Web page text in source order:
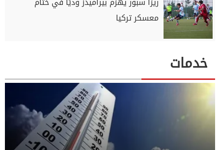
معسكر تركيا
خدمات